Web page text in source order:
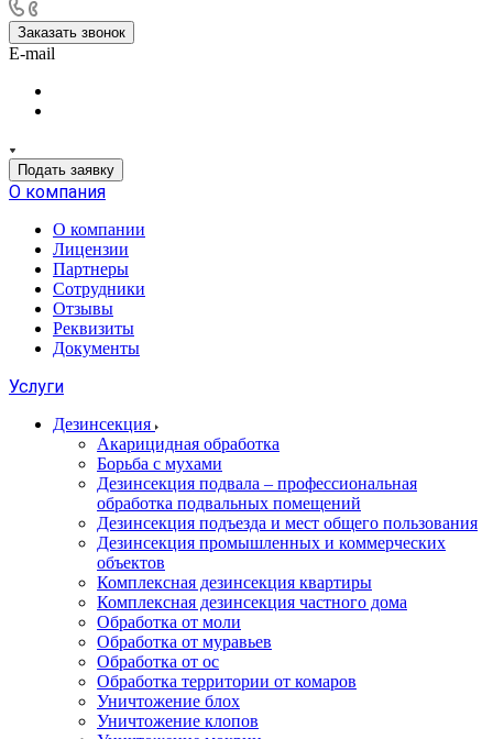
Заказать звонок
E-mail
Подать заявку
О компания
О компании
Лицензии
Партнеры
Сотрудники
Отзывы
Реквизиты
Документы
Услуги
Дезинсекция
Акарицидная обработка
Борьба с мухами
Дезинсекция подвала – профессиональная
обработка подвальных помещений
Дезинсекция подъезда и мест общего пользования
Дезинсекция промышленных и коммерческих
объектов
Комплексная дезинсекция квартиры
Комплексная дезинсекция частного дома
Обработка от моли
Обработка от муравьев
Обработка от ос
Обработка территории от комаров
Уничтожение блох
Уничтожение клопов